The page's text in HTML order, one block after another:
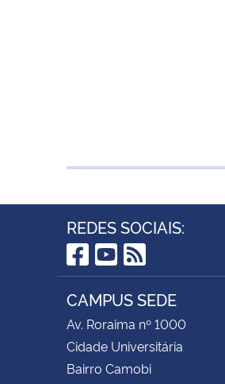
REDES SOCIAIS:
Facebook
YouTube
RSS
CAMPUS SEDE
Av. Roraima nº 1000
Cidade Universitária
Bairro Camobi